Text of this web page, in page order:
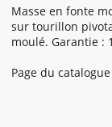
Masse en fonte
sur tourillon
moulé. Garantie :
Page du